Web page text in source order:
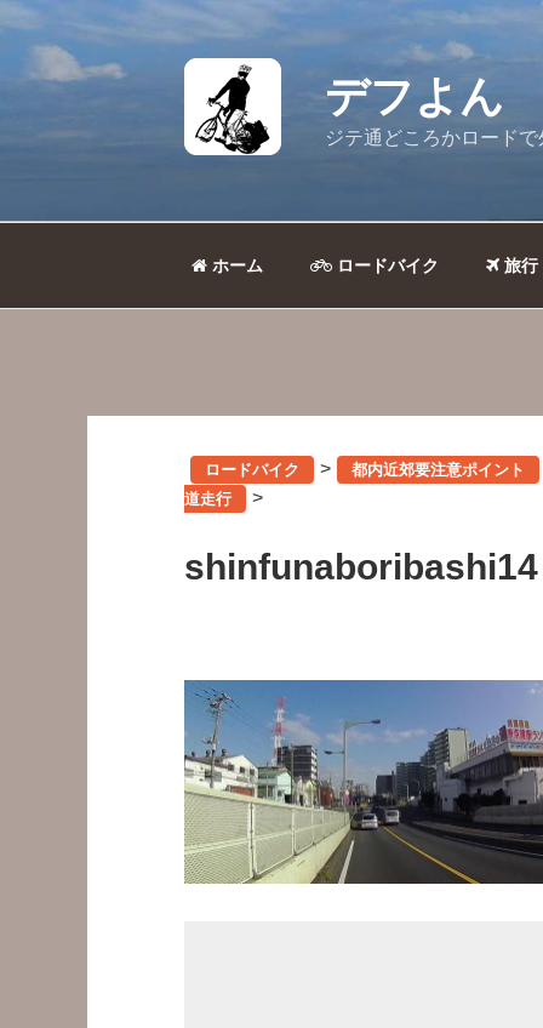
キ
デフよん
ジテ通どころかロードで
ホーム ロードバイク 旅行
ロードバイク > 都内近郊要注意ポイント
道走行
>
shinfunaboribashi14